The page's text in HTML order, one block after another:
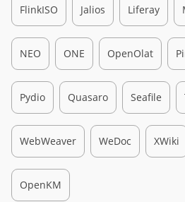
FlinkISO Jalios Liferay
NEO ONE OpenOlat
Pydio Quasaro Seafile
WebWeaver WeDoc XWiki
OpenKM